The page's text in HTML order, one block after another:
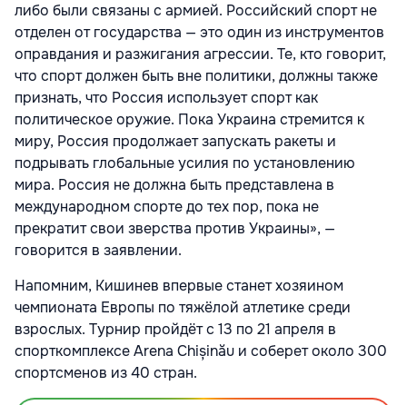
либо были связаны с армией. Российский спорт не
отделен от государства — это один из инструментов
оправдания и разжигания агрессии. Те, кто говорит,
что спорт должен быть вне политики, должны также
признать, что Россия использует спорт как
политическое оружие. Пока Украина стремится к
миру, Россия продолжает запускать ракеты и
подрывать глобальные усилия по установлению
мира. Россия не должна быть представлена в
международном спорте до тех пор, пока не
прекратит свои зверства против Украины», —
говорится в заявлении.
Напомним, Кишинев впервые станет хозяином
чемпионата Европы по тяжёлой атлетике среди
взрослых. Турнир пройдёт с 13 по 21 апреля в
спорткомплексе Arena Chișinău и соберет около 300
спортсменов из 40 стран.